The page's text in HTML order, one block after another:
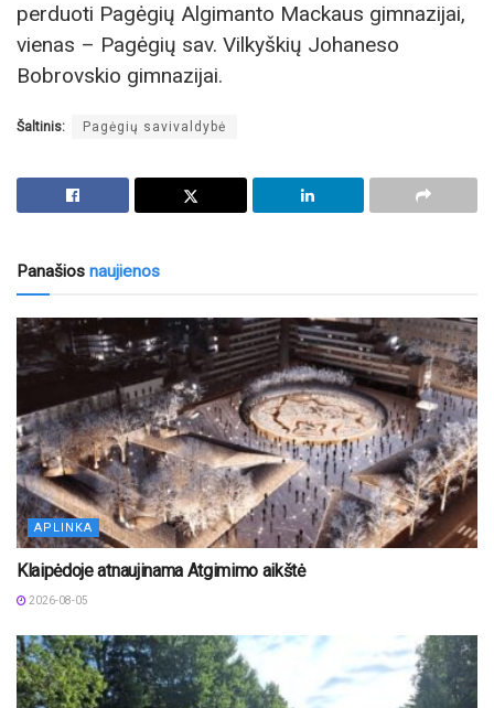
perduoti Pagėgių Algimanto Mackaus gimnazijai,
vienas – Pagėgių sav. Vilkyškių Johaneso
Bobrovskio gimnazijai.
Šaltinis: Pagėgių savivaldybė
Panašios naujienos
APLINKA
Klaipėdoje atnaujinama Atgimimo aikštė
2026-08-05